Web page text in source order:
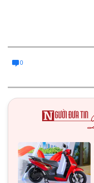
0